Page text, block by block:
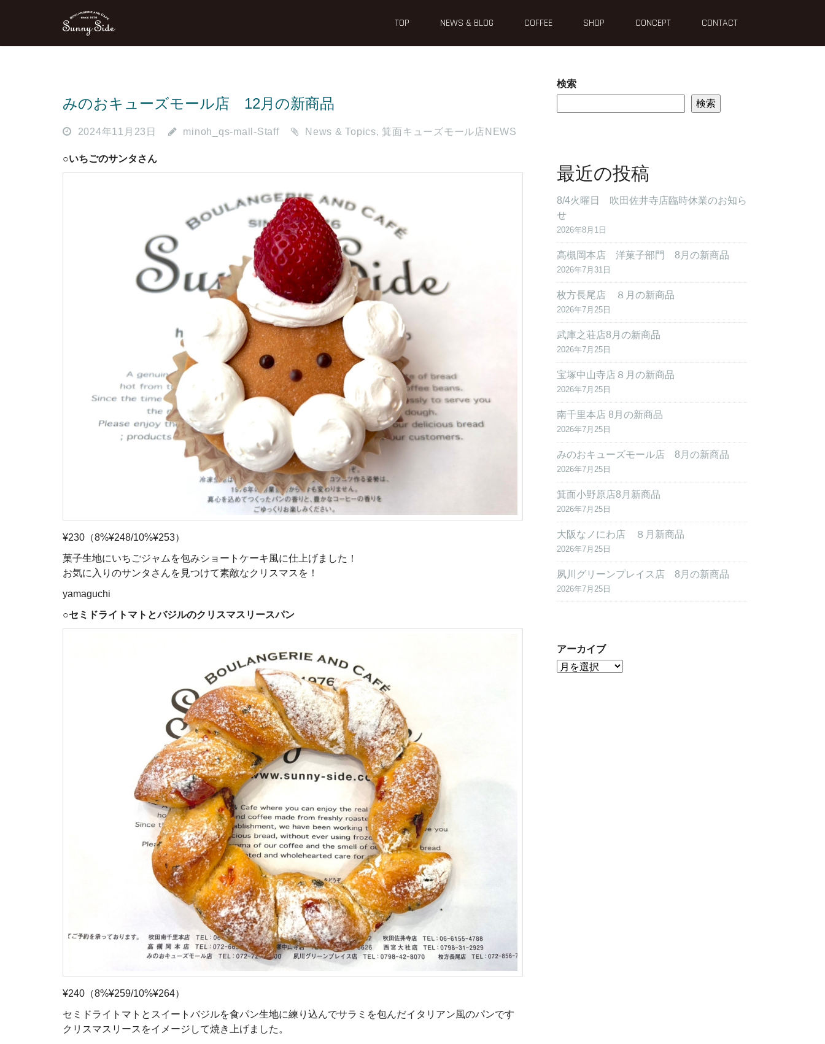
TOP NEWS & BLOG COFFEE SHOP CONCEPT CONTACT
みのおキューズモール店 12月の新商品
2024年11月23日 minoh_qs-mall-Staff News & Topics, 箕面キューズモール店NEWS
○いちごのサンタさん
¥230（8%¥248/10%¥253）
菓子生地にいちごジャムを包みショートケーキ風に仕上げました！
お気に入りのサンタさんを見つけて素敵なクリスマスを！
yamaguchi
○セミドライトマトとバジルのクリスマスリースパン
¥240（8%¥259/10%¥264）
セミドライトマトとスイートバジルを食パン生地に練り込んでサラミを包んだイタリアン風のパンです
クリスマスリースをイメージして焼き上げました。
検索
検索
最近の投稿
8/4火曜日 吹田佐井寺店臨時休業のお知ら
せ
2026年8月1日
高槻岡本店 洋菓子部門 8月の新商品
2026年7月31日
枚方長尾店 ８月の新商品
2026年7月25日
武庫之荘店8月の新商品
2026年7月25日
宝塚中山寺店８月の新商品
2026年7月25日
南千里本店 8月の新商品
2026年7月25日
みのおキューズモール店 8月の新商品
2026年7月25日
箕面小野原店8月新商品
2026年7月25日
大阪なノにわ店 ８月新商品
2026年7月25日
夙川グリーンプレイス店 8月の新商品
2026年7月25日
アーカイブ